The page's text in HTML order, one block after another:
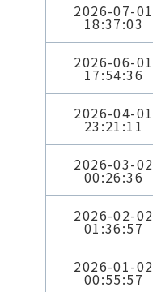
2026-07-01
18:37:03
2026-06-01
17:54:36
2026-04-01
23:21:11
2026-03-02
00:26:36
2026-02-02
01:36:57
2026-01-02
00:55:57